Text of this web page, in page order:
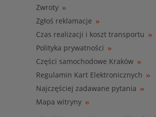
Zwroty
Zgłoś reklamacje
Czas realizacji i koszt transportu
Polityka prywatności
Części samochodowe Kraków
Regulamin Kart Elektronicznych
Najczęściej zadawane pytania
Mapa witryny